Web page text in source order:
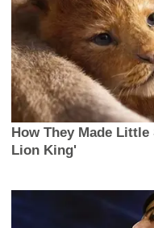
How They Made
Lion King'